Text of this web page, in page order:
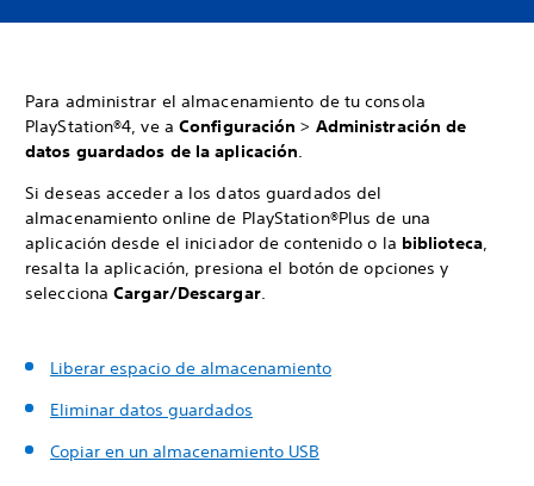
Para administrar el almacenamiento de tu consola
PlayStation®4, ve a Configuración > Administración de
datos guardados de la aplicación.
Si deseas acceder a los datos guardados del
almacenamiento online de PlayStation®Plus de una
aplicación desde el iniciador de contenido o la biblioteca,
resalta la aplicación, presiona el botón de opciones y
seleccionaCargar/Descargar.
Liberar espacio de almacenamiento
Eliminar datos guardados
Copiar en un almacenamiento USB